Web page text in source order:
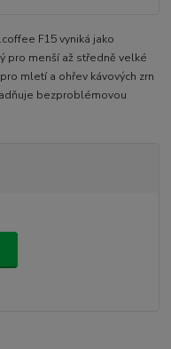
F15 vyniká jako
pro menší až středně velké
mletí a ohřev kávových zrn
bezproblémovou